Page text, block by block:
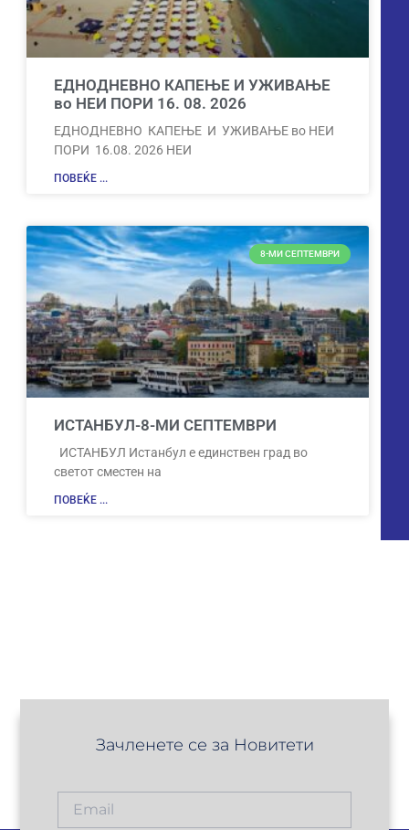
ЕДНОДНЕВНО КАПЕЊЕ И УЖИВАЊЕ
во НЕИ ПОРИ 16. 08. 2026
ЕДНОДНЕВНО КАПЕЊЕ И УЖИВАЊЕ во НЕИ
ПОРИ 16.08. 2026 НЕИ
ПОВЕЌЕ ...
8-МИ СЕПТЕМВРИ
ИСТАНБУЛ-8-МИ СЕПТЕМВРИ
ИСТАНБУЛ Истанбул е единствен град во
светот сместен на
ПОВЕЌЕ ...
Зачленете се за Новитети